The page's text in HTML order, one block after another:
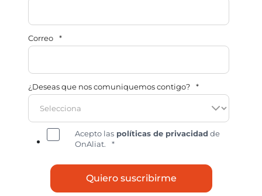
Correo *
¿Deseas que nos comuniquemos contigo? *
Acepto las políticas de privacidad de
OnAliat.
*